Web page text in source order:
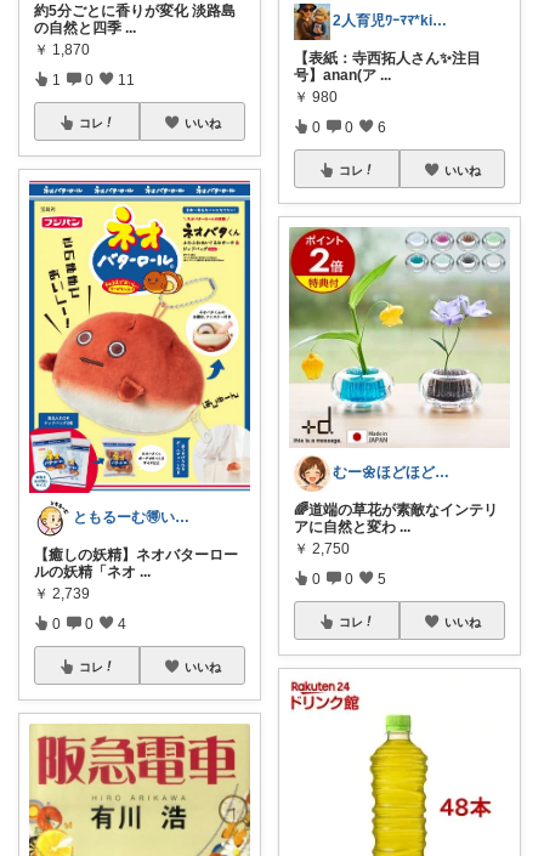
約5分ごとに香りが変化 淡路島
の自然と四季 ...
￥ 1,870
1 0 11
コレ いいね
ともるーむ🉐いいものみっけ‼️
【癒しの妖精】ネオバターロー
ルの妖精「ネオ ...
￥ 2,739
0 0 4
コレ いいね
2人育児ﾜｰﾏﾏ*kinakoomama
【表紙：寺西拓人さん✨注目
号】anan(ア ...
￥ 980
0 0 6
コレ いいね
むー🌼ほどほど生活🌼
🌈道端の草花が素敵なインテリ
アに自然と変わ ...
￥ 2,750
0 0 5
コレ いいね